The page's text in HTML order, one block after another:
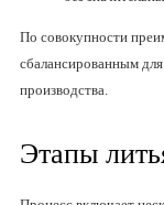
По совокупности
сбалансированным
производства.
Этапы